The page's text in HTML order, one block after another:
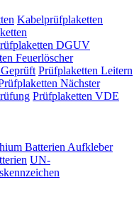
Kabelprüfplaketten
DGUV
Feuerlöscher
Prüfplaketten Leitern
Nächster
Prüfplaketten VDE
Batterien Aufkleber
UN-